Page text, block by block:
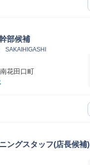
部候補
花田口町
ングスタッフ(店長候補)